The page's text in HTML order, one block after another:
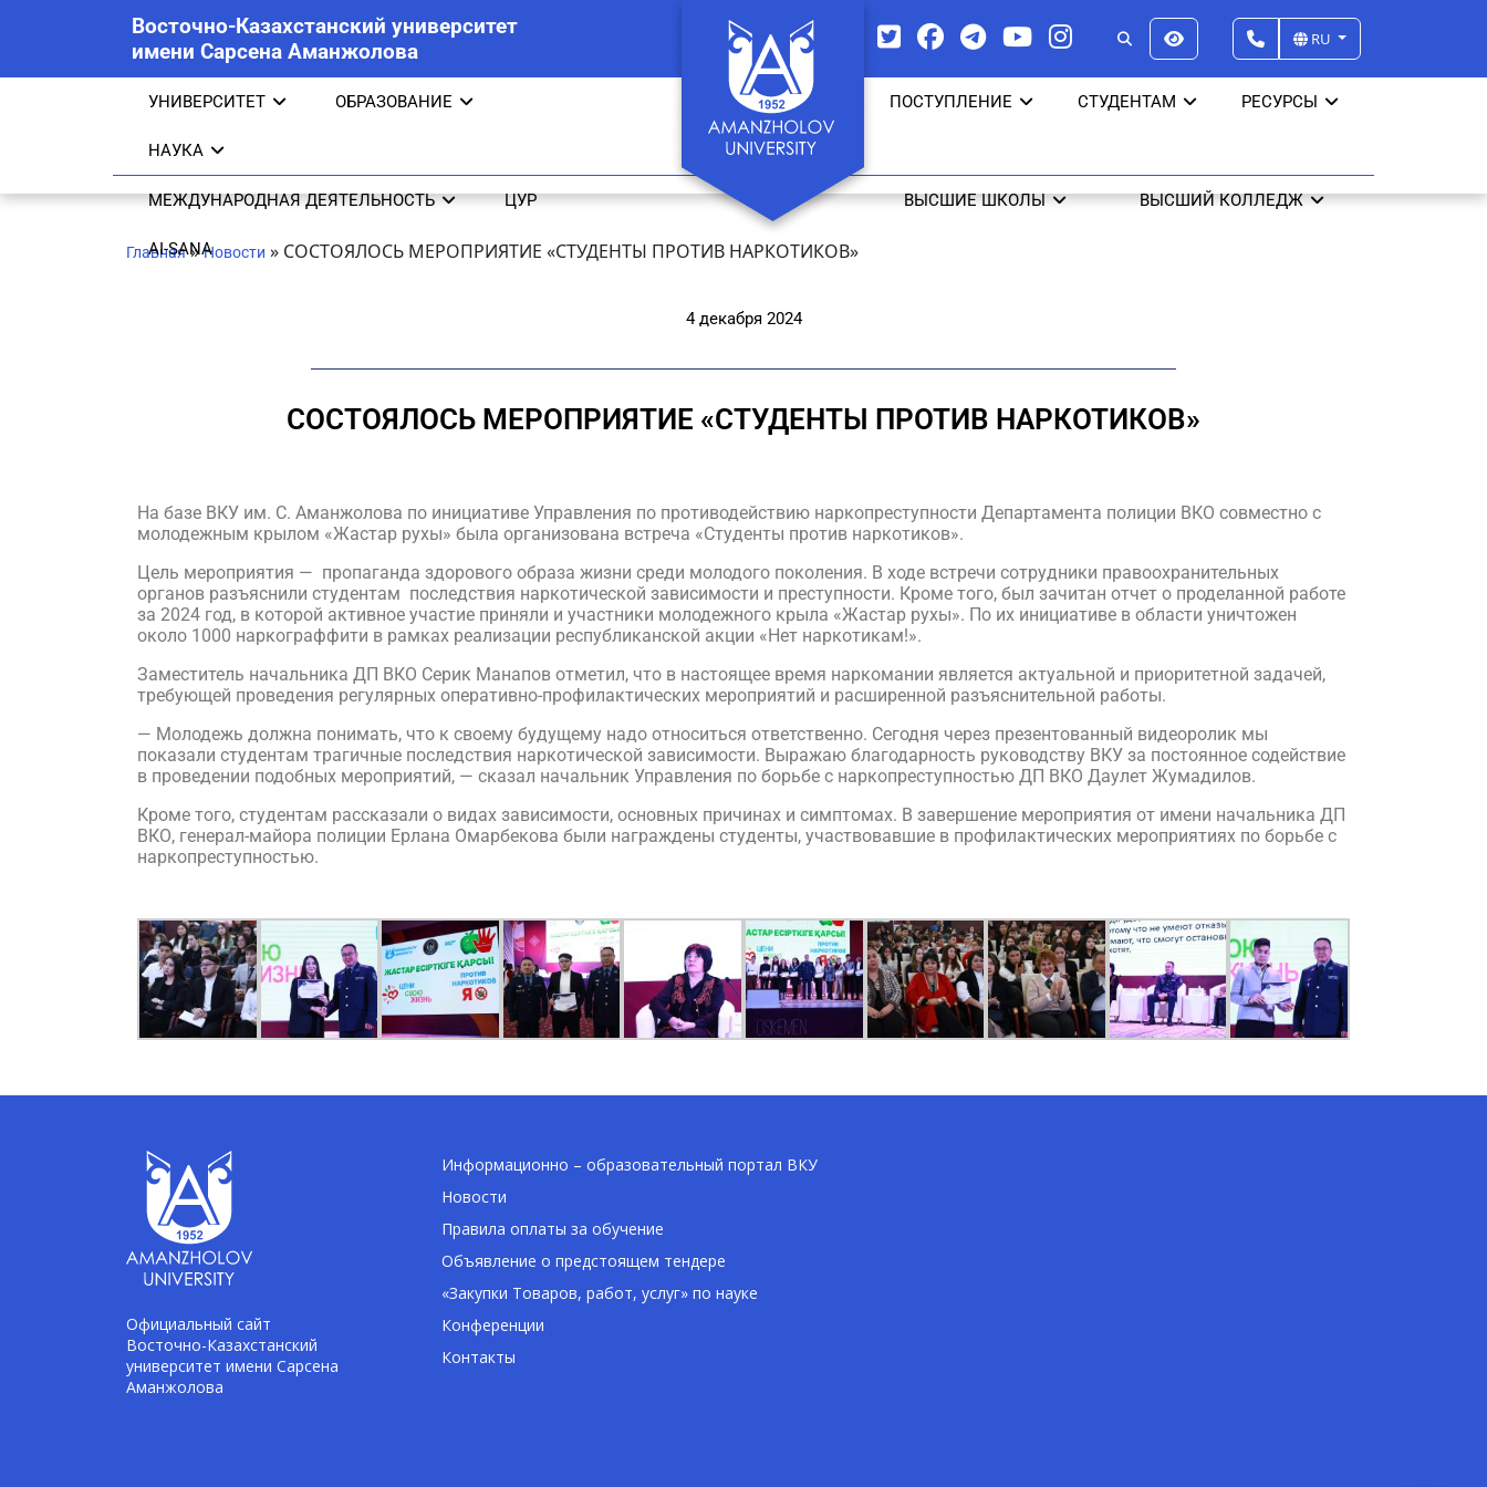
Восточно-Казахстанский университет
имени Сарсена Аманжолова
RU
УНИВЕРСИТЕТ ОБРАЗОВАНИЕ
НАУКА
ПОСТУПЛЕНИЕ СТУДЕНТАМ РЕСУРСЫ
МЕЖДУНАРОДНАЯ ДЕЯТЕЛЬНОСТЬ ЦУР
AI-SANA
ВЫСШИЕ ШКОЛЫ ВЫСШИЙ КОЛЛЕДЖ
Главная»Новости » СОСТОЯЛОСЬ МЕРОПРИЯТИЕ «СТУДЕНТЫ ПРОТИВ НАРКОТИКОВ»
4 декабря 2024
СОСТОЯЛОСЬ МЕРОПРИЯТИЕ «СТУДЕНТЫ ПРОТИВ НАРКОТИКОВ»
На базе ВКУ им. С. Аманжолова по инициативе Управления по противодействию наркопреступности Департамента полиции ВКО совместно с
молодежным крылом «Жастар рухы» была организована встреча «Студенты против наркотиков».
Цель мероприятия — пропаганда здорового образа жизни среди молодого поколения. В ходе встречи сотрудники правоохранительных
органов разъяснили студентам последствия наркотической зависимости и преступности. Кроме того, был зачитан отчет о проделанной работе
за 2024 год, в которой активное участие приняли и участники молодежного крыла «Жастар рухы». По их инициативе в области уничтожен
около 1000 наркограффити в рамках реализации республиканской акции «Нет наркотикам!».
Заместитель начальника ДП ВКО Серик Манапов отметил, что в настоящее время наркомании является актуальной и приоритетной задачей,
требующей проведения регулярных оперативно-профилактических мероприятий и расширенной разъяснительной работы.
— Молодежь должна понимать, что к своему будущему надо относиться ответственно. Сегодня через презентованный видеоролик мы
показали студентам трагичные последствия наркотической зависимости. Выражаю благодарность руководству ВКУ за постоянное содействие
в проведении подобных мероприятий, — сказал начальник Управления по борьбе с наркопреступностью ДП ВКО Даулет Жумадилов.
Кроме того, студентам рассказали о видах зависимости, основных причинах и симптомах. В завершение мероприятия от имени начальника ДП
ВКО, генерал-майора полиции Ерлана Омарбекова были награждены студенты, участвовавшие в профилактических мероприятиях по борьбе с
наркопреступностью.
Официальный сайт
Восточно-Казахстанский
университет имени Сарсена
Аманжолова
Информационно – образовательный портал ВКУ
Новости
Правила оплаты за обучение
Объявление о предстоящем тендере
«Закупки Товаров, работ, услуг» по науке
Конференции
Контакты
AI-Talapker